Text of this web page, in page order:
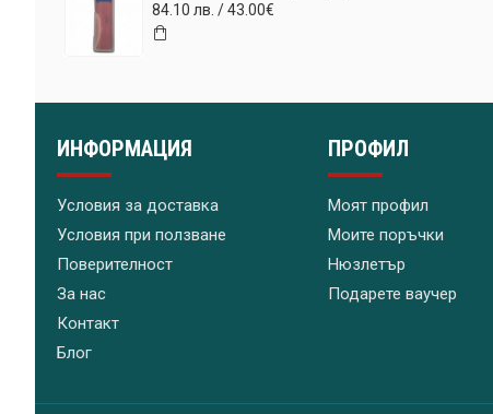
84.10 лв. / 43.00€
ИНФОРМАЦИЯ
Условия за доставка
Условия при ползване
Поверителност
За нас
Контакт
Блог
ПРОФИЛ
Моят профил
Моите поръчки
Нюзлетър
Подарете ваучер